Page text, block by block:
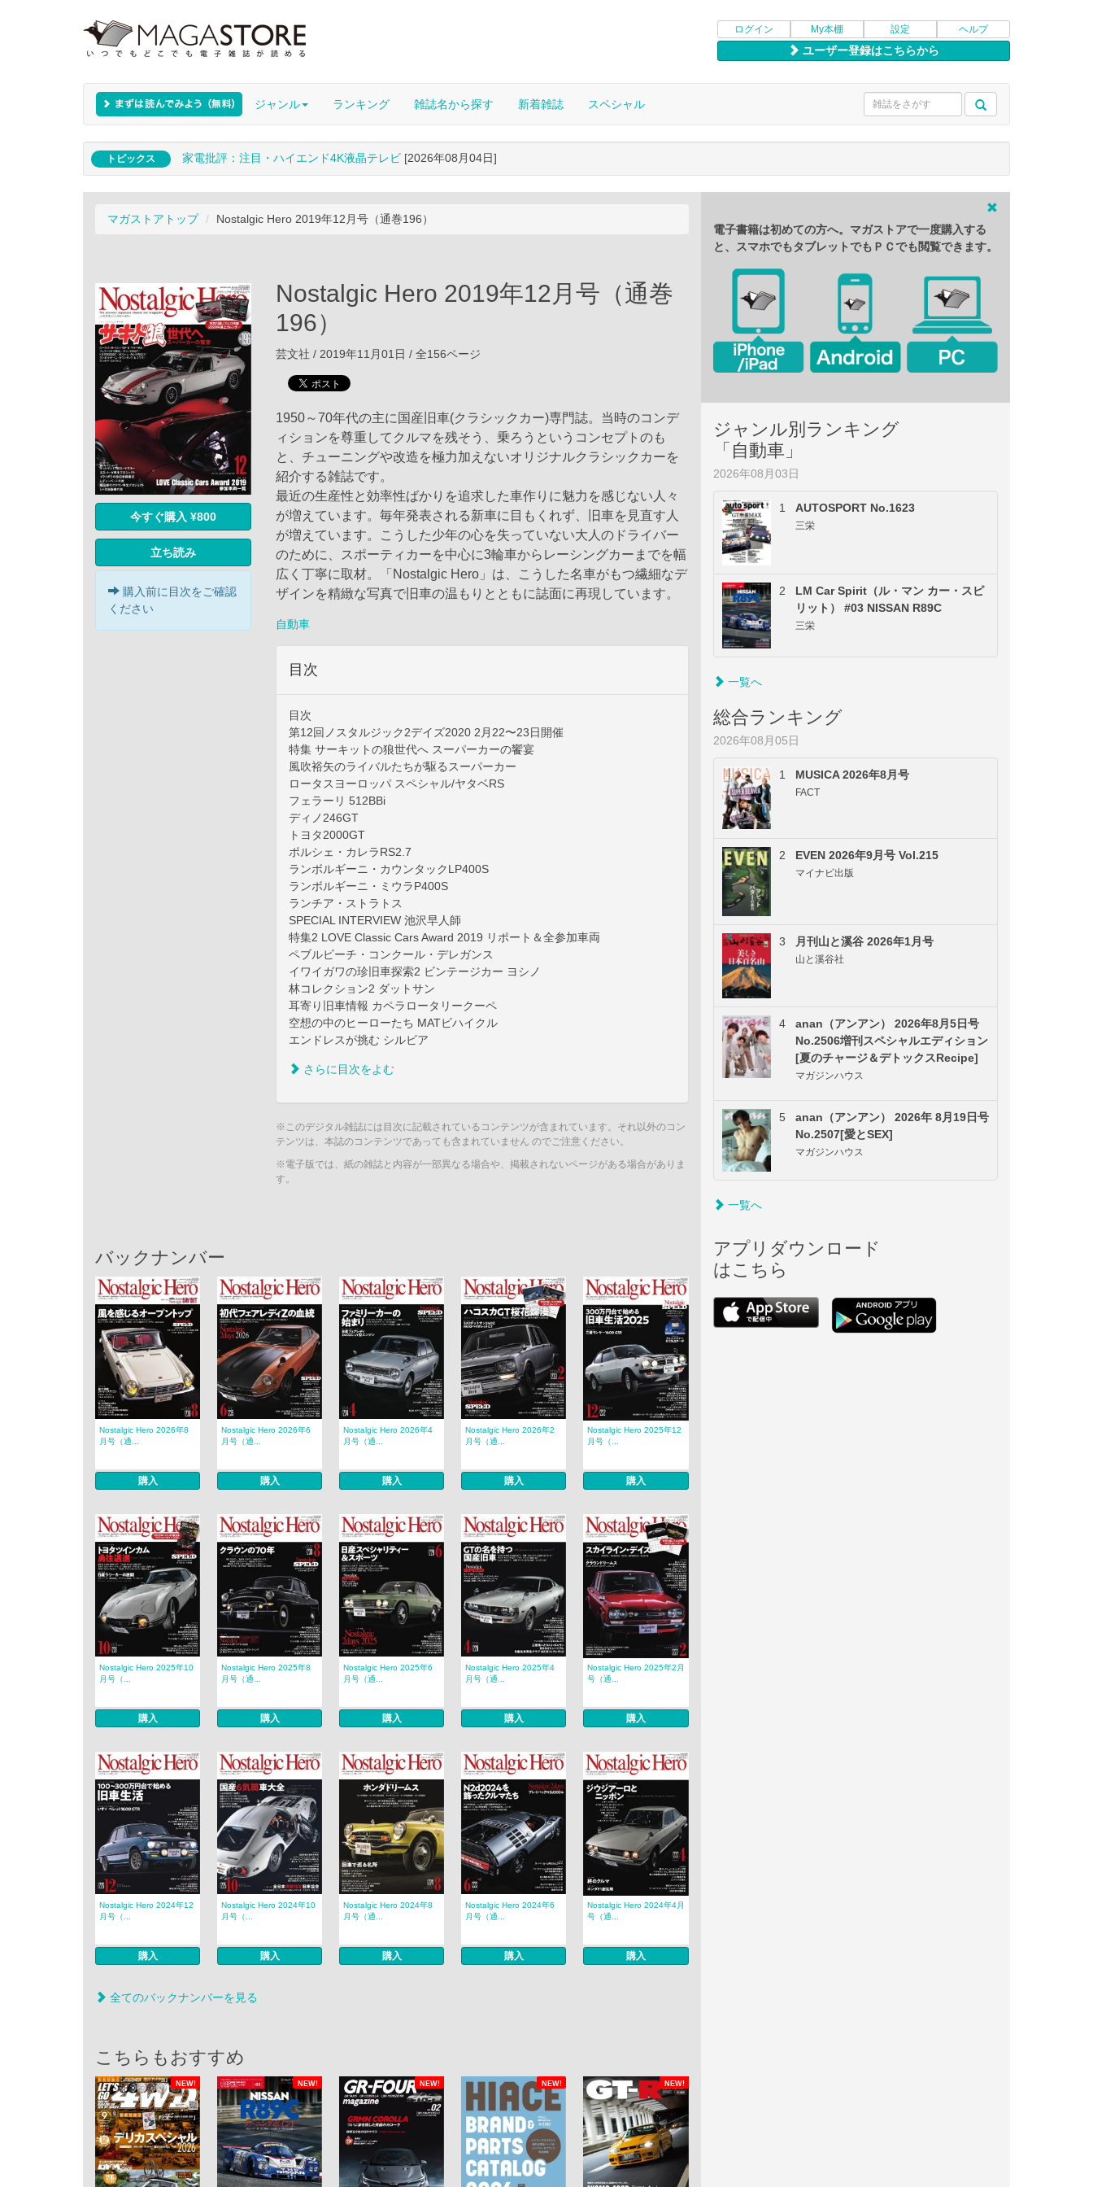
ログイン My本棚 設定 ヘルプ
ユーザー登録はこちらから
ジャンル ランキング 雑誌名から探す 新着雑誌 スペシャル
トピックス 家電批評：注目・ハイエンド4K液晶テレビ [2026年08月04日]
マガストアトップ Nostalgic Hero 2019年12月号（通巻196）
今すぐ購入 ¥800
立ち読み
購入前に目次をご確認
ください
Nostalgic Hero 2019年12月号（通巻
196）
芸文社 / 2019年11月01日 / 全156ページ
1950～70年代の主に国産旧車(クラシックカー)専門誌。当時のコンデ
ィションを尊重してクルマを残そう、乗ろうというコンセプトのも
と、チューニングや改造を極力加えないオリジナルクラシックカーを
紹介する雑誌です。
最近の生産性と効率性ばかりを追求した車作りに魅力を感じない人々
が増えています。毎年発表される新車に目もくれず、旧車を見直す人
が増えています。こうした少年の心を失っていない大人のドライバー
のために、スポーティカーを中心に3輪車からレーシングカーまでを幅
広く丁寧に取材。「Nostalgic Hero」は、こうした名車がもつ繊細なデ
ザインを精緻な写真で旧車の温もりとともに誌面に再現しています。
自動車
目次
目次
第12回ノスタルジック2デイズ2020 2月22〜23日開催
特集 サーキットの狼世代へ スーパーカーの饗宴
風吹裕矢のライバルたちが駆るスーパーカー
ロータスヨーロッパ スペシャル/ヤタベRS
フェラーリ 512BBi
ディノ246GT
トヨタ2000GT
ポルシェ・カレラRS2.7
ランボルギーニ・カウンタックLP400S
ランボルギーニ・ミウラP400S
ランチア・ストラトス
SPECIAL INTERVIEW 池沢早人師
特集2 LOVE Classic Cars Award 2019 リポート＆全参加車両
ペブルビーチ・コンクール・デレガンス
イワイガワの珍旧車探索2 ビンテージカー ヨシノ
林コレクション2 ダットサン
耳寄り旧車情報 カペラロータリークーペ
空想の中のヒーローたち MATビハイクル
エンドレスが挑む シルビア
さらに目次をよむ
※このデジタル雑誌には目次に記載されているコンテンツが含まれています。それ以外のコン
テンツは、本誌のコンテンツであっても含まれていません のでご注意ください。
※電子版では、紙の雑誌と内容が一部異なる場合や、掲載されないページがある場合がありま
す。
バックナンバー
Nostalgic Hero 2026年8
月号（通...
購入
Nostalgic Hero 2026年6
月号（通...
購入
Nostalgic Hero 2026年4
月号（通...
購入
Nostalgic Hero 2026年2
月号（通...
購入
Nostalgic Hero 2025年12
月号（...
購入
Nostalgic Hero 2025年10
月号（...
購入
Nostalgic Hero 2025年8
月号（通...
購入
Nostalgic Hero 2025年6
月号（通...
購入
Nostalgic Hero 2025年4
月号（通...
購入
Nostalgic Hero 2025年2月
号（通...
購入
Nostalgic Hero 2024年12
月号（...
購入
Nostalgic Hero 2024年10
月号（...
購入
Nostalgic Hero 2024年8
月号（通...
購入
Nostalgic Hero 2024年6
月号（通...
購入
Nostalgic Hero 2024年4月
号（通...
購入
全てのバックナンバーを見る
こちらもおすすめ
NEW! NEW! NEW! NEW! NEW!
電子書籍は初めての方へ。マガストアで一度購入する
と、スマホでもタブレットでもＰＣでも閲覧できます。
ジャンル別ランキング
「自動車」
2026年08月03日
1 AUTOSPORT No.1623
三栄
2
LM Car Spirit（ル・マン カー・スピ
リット） #03 NISSAN R89C
三栄
一覧へ
総合ランキング
2026年08月05日
1 MUSICA 2026年8月号
FACT
2 EVEN 2026年9月号 Vol.215
マイナビ出版
3 月刊山と溪谷 2026年1月号
山と溪谷社
4
anan（アンアン） 2026年8月5日号
No.2506増刊スペシャルエディション
[夏のチャージ＆デトックスRecipe]
マガジンハウス
5
anan（アンアン） 2026年 8月19日号
No.2507[愛とSEX]
マガジンハウス
一覧へ
アプリダウンロード
はこちら